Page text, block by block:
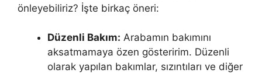
önleyebiliriz? İşte birkaç öneri:
Düzenli Bakım: Arabamın bakımını
aksatmamaya özen gösteririm. Düzenli
olarak yapılan bakımlar, sızıntıları ve diğer